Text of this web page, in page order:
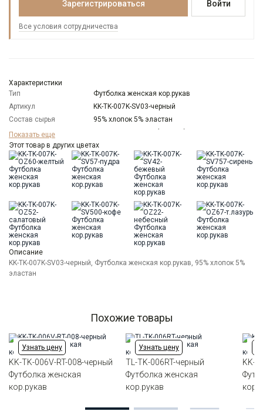
Зарегистрироваться Войти
Все условия сотрудничества
Характеристики
Тип
Футболка женская кор.рукав
Артикул
KK-TK-007K-SV03-черный
Состав сырья
95% хлопок 5% эластан
Бренд
Модель
Прямая
Цвет
Черный
Ворот
Круглый
Силуэт
Прямой силуэт / Сlassic fit
Показать еще
Этот товар в других цветах
Описание
KK-TK-007K-SV03-черный, Футболка женская кор.рукав, 95% хлопок 5%
эластан
Похожие товары
Узнать цену
KK-TK-006V-RT-008-черный
Футболка женская
кор.рукав
Узнать цену
TL-TK-006RT-черный
Футболка женская
кор.рукав
KK-